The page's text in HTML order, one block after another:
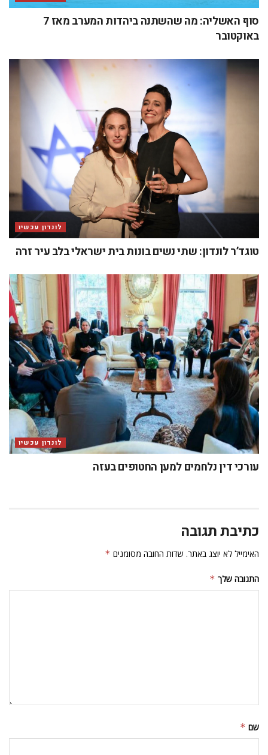
סוף האשליה: מה שהשתנה ביהדות המערב מאז 7
באוקטובר
לונדון עכשיו
טוגד’ר לונדון: שתי נשים בונות בית ישראלי בלב עיר זרה
לונדון עכשיו
עורכי דין נלחמים למען החטופים בעזה
כתיבת תגובה
האימייל לא יוצג באתר. שדות החובה מסומנים *
התגובה שלך *
שם *